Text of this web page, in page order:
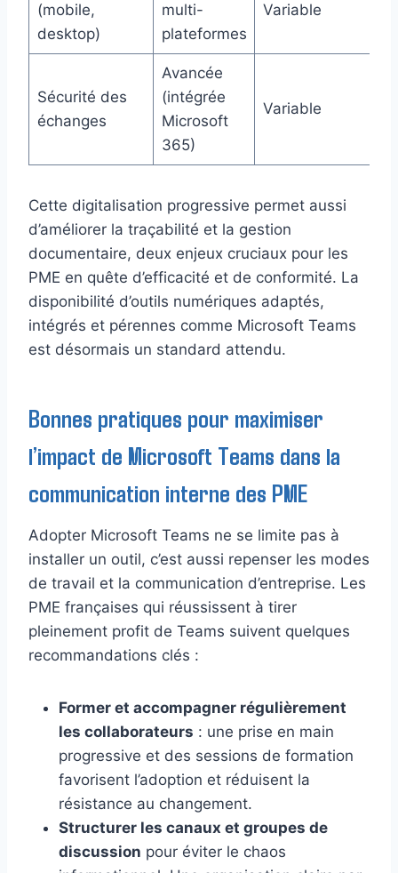
(mobile,
desktop)
multi-
plateformes
Variable
Sécurité des
échanges
Avancée
(intégrée
Microsoft
365)
Variable
Cette digitalisation progressive permet aussi
d’améliorer la traçabilité et la gestion
documentaire, deux enjeux cruciaux pour les
PME en quête d’efficacité et de conformité. La
disponibilité d’outils numériques adaptés,
intégrés et pérennes comme Microsoft Teams
est désormais un standard attendu.
Bonnes pratiques pour maximiser
l’impact de Microsoft Teams dans la
communication interne des PME
Adopter Microsoft Teams ne se limite pas à
installer un outil, c’est aussi repenser les modes
de travail et la communication d’entreprise. Les
PME françaises qui réussissent à tirer
pleinement profit de Teams suivent quelques
recommandations clés :
Former et accompagner régulièrement
les collaborateurs : une prise en main
progressive et des sessions de formation
favorisent l’adoption et réduisent la
résistance au changement.
Structurer les canaux et groupes de
discussion pour éviter le chaos